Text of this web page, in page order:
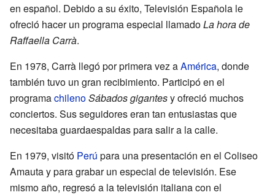
en español. Debido a su éxito, Televisión Española le
ofreció hacer un programa especial llamadoLa hora de
Raffaella Carrà.
En 1978, Carrà llegó por primera vez aAmérica, donde
también tuvo un gran recibimiento. Participó en el
programachilenoSábados gigantesy ofreció muchos
conciertos. Sus seguidores eran tan entusiastas que
necesitaba guardaespaldas para salir a la calle.
En 1979, visitó Perú para una presentación en el Coliseo
Amauta y para grabar un especial de televisión. Ese
mismo año, regresó a la televisión italiana con el